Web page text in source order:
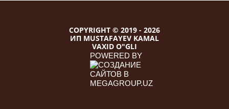
COPYRIGHT © 2019 - 2026
ИП MUSTAFAYEV KAMAL
VAXID O"GLI
POWERED BY